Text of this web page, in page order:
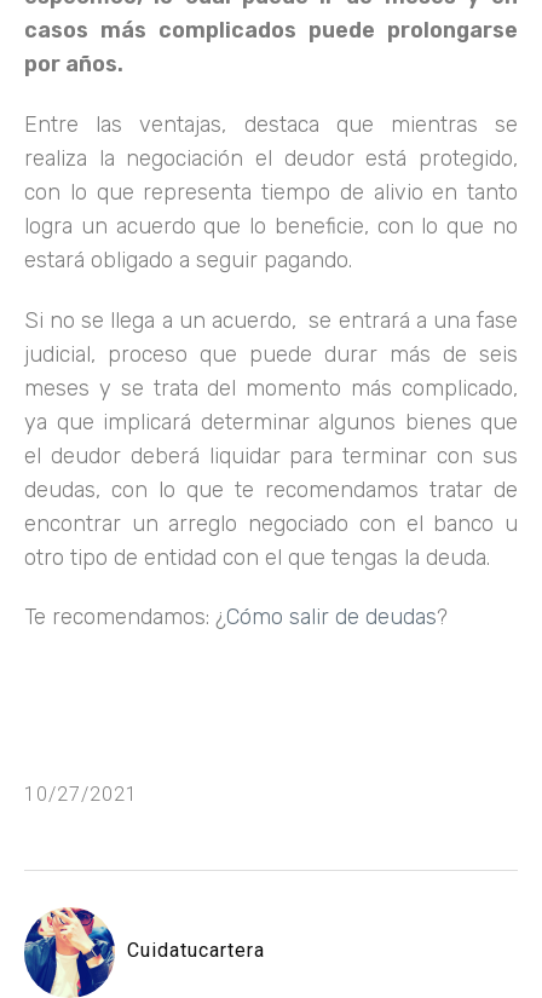
casos más complicados puede prolongarse
por años.
Entre las ventajas, destaca que mientras se
realiza la negociación el deudor está protegido,
con lo que representa tiempo de alivio en tanto
logra un acuerdo que lo beneficie, con lo que no
estará obligado a seguir pagando.
Si no se llega a un acuerdo, se entrará a una fase
judicial, proceso que puede durar más de seis
meses y se trata del momento más complicado,
ya que implicará determinar algunos bienes que
el deudor deberá liquidar para terminar con sus
deudas, con lo que te recomendamos tratar de
encontrar un arreglo negociado con el banco u
otro tipo de entidad con el que tengas la deuda.
Te recomendamos: ¿Cómo salir de deudas?
10/27/2021
Cuidatucartera